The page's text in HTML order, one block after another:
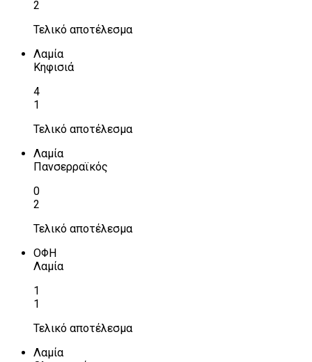
2
Τελικό αποτέλεσμα
Λαμία
Κηφισιά
4
1
Τελικό αποτέλεσμα
Λαμία
Πανσερραϊκός
0
2
Τελικό αποτέλεσμα
ΟΦΗ
Λαμία
1
1
Τελικό αποτέλεσμα
Λαμία